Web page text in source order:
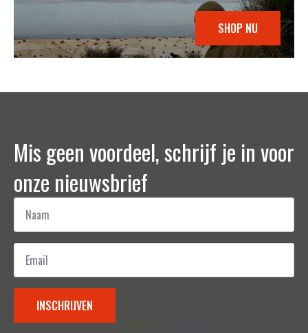
SHOP NU
Mis geen voordeel, schrijf je in voor
onze nieuwsbrief
Naam
Email
INSCHRIJVEN